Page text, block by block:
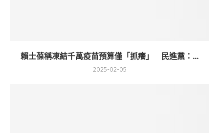
賴士葆稱凍結千萬疫苗預算僅「抓癢」 民進黨：...
2025-02-05